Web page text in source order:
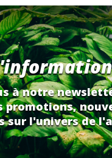
à notre
promotions,
sur l'univers de